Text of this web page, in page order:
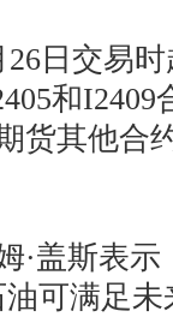
日交易时
和
货其他合
盖斯表示
可满足